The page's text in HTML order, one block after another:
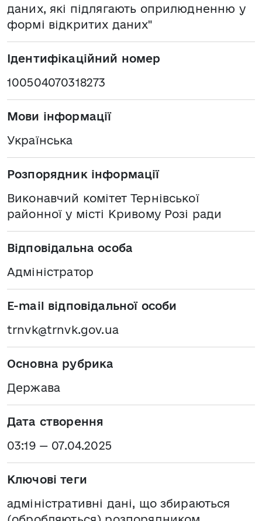
даних, які підлягають оприлюдненню у
формі відкритих даних"
Ідентифікаційний номер
100504070318273
Мови інформації
Українська
Розпорядник інформації
Виконавчий комітет Тернівської
районної у місті Кривому Розі ради
Відповідальна особа
Адміністратор
E-mail відповідальної особи
trnvk@trnvk.gov.ua
Основна рубрика
Держава
Дата створення
03:19 — 07.04.2025
Ключові теги
адміністративні дані, що збираються